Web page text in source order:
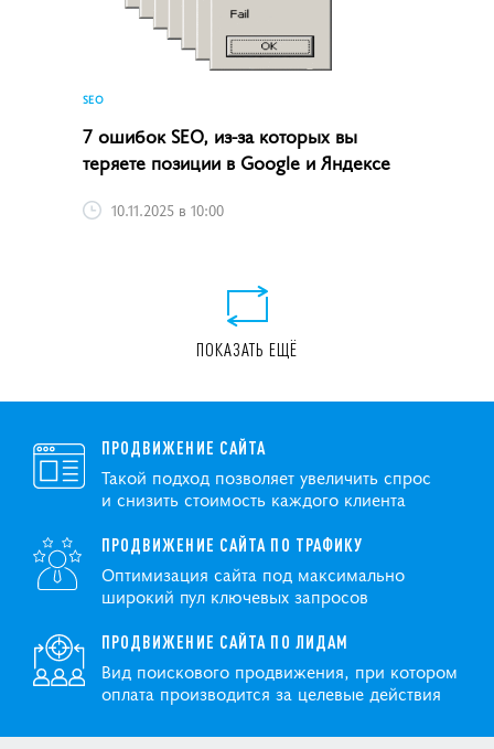
SEO
7 ошибок SEO, из-за которых вы
теряете позиции в Google и Яндексе
10.11.2025 в 10:00
ПОКАЗАТЬ ЕЩЁ
ПРОДВИЖЕНИЕ САЙТА
Такой подход позволяет увеличить спрос
и снизить стоимость каждого клиента
ПРОДВИЖЕНИЕ САЙТА ПО ТРАФИКУ
Оптимизация сайта под максимально
широкий пул ключевых запросов
ПРОДВИЖЕНИЕ САЙТА ПО ЛИДАМ
Вид поискового продвижения, при котором
оплата производится за целевые действия